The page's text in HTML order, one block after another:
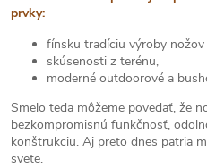
prvky:
fínsku tradíciu výroby nožov
skúsenosti z terénu,
moderné outdoorové a
Smelo teda môžeme povedať, že
bezkompromisnú funkčnosť,
konštrukciu. Aj preto dnes patria
svete.